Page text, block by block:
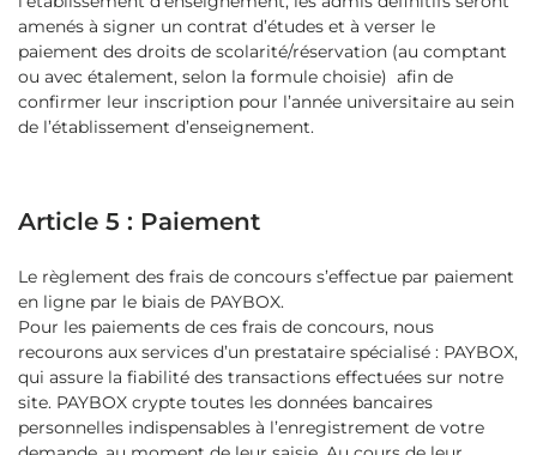
amenés à signer un contrat d’études et à verser le
paiement des droits de scolarité/réservation (au comptant
ou avec étalement, selon la formule choisie) afin de
confirmer leur inscription pour l’année universitaire au sein
de l’établissement d’enseignement.
Article 5 : Paiement
Le règlement des frais de concours s’effectue par paiement
en ligne par le biais de PAYBOX.
Pour les paiements de ces frais de concours, nous
recourons aux services d’un prestataire spécialisé : PAYBOX,
qui assure la fiabilité des transactions effectuées sur notre
site. PAYBOX crypte toutes les données bancaires
personnelles indispensables à l’enregistrement de votre